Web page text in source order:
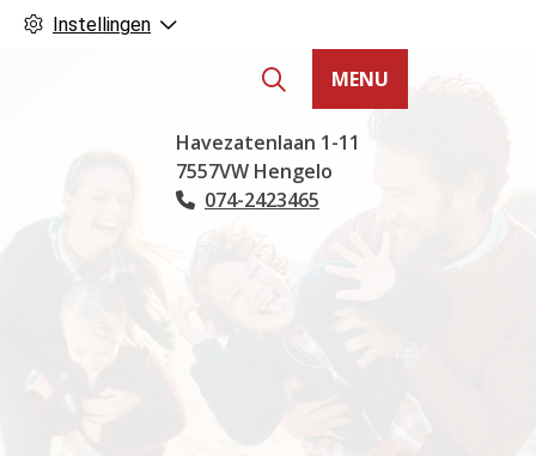
Instellingen
Hoofdmenu
MENU
Havezatenlaan 1-11
7557VW Hengelo
Tel:
074-2423465